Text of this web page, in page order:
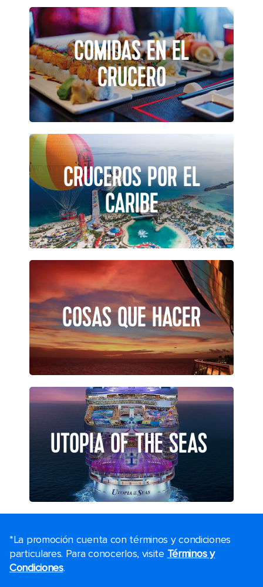
COMIDAS EN EL
CRUCERO
CRUCEROS POR EL
CARIBE
COSAS QUE HACER
UTOPIA OF THE SEAS
*La promoción cuenta con términos y condiciones
particulares. Para conocerlos, visite Términos y
Condiciones.